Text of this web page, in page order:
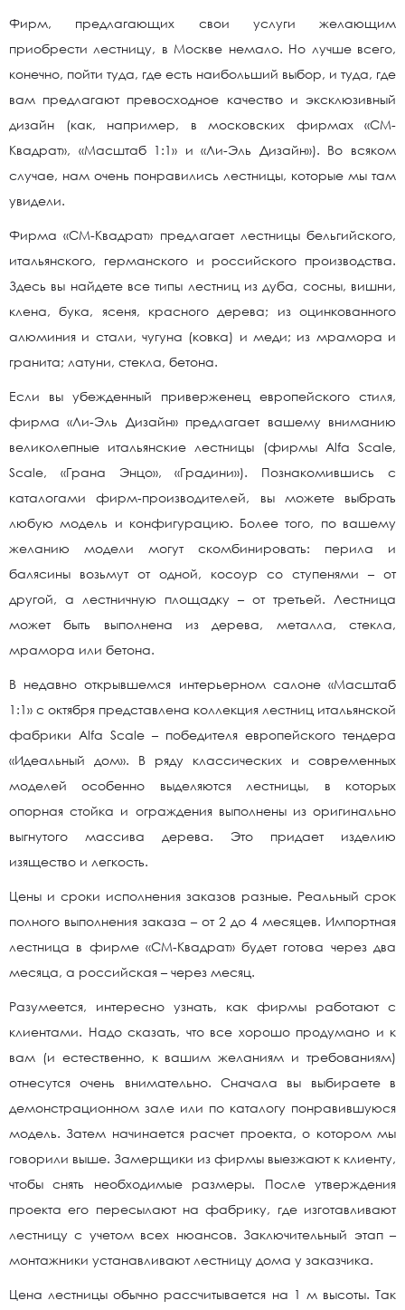
Фирм, предлагающих свои услуги желающим
приобрести лестницу, в Москве немало. Но лучше всего,
конечно, пойти туда, где есть наибольший выбор, и туда, где
вам предлагают превосходное качество и эксклюзивный
дизайн (как, например, в московских фирмах «СМ-
Квадрат», «Масштаб 1:1» и «Ли-Эль Дизайн»). Во всяком
случае, нам очень понравились лестницы, которые мы там
увидели.
Фирма «СМ-Квадрат» предлагает лестницы бельгийского,
итальянского, германского и российского производства.
Здесь вы найдете все типы лестниц из дуба, сосны, вишни,
клена, бука, ясеня, красного дерева; из оцинкованного
алюминия и стали, чугуна (ковка) и меди; из мрамора и
гранита; латуни, стекла, бетона.
Если вы убежденный приверженец европейского стиля,
фирма «Ли-Эль Дизайн» предлагает вашему вниманию
великолепные итальянские лестницы (фирмы Alfa Scale,
Scale, «Грана Энцо», «Градини»). Познакомившись с
каталогами фирм-производителей, вы можете выбрать
любую модель и конфигурацию. Более того, по вашему
желанию модели могут скомбинировать: перила и
балясины возьмут от одной, косоур со ступенями – от
другой, а лестничную площадку – от третьей. Лестница
может быть выполнена из дерева, металла, стекла,
мрамора или бетона.
В недавно открывшемся интерьерном салоне «Масштаб
1:1» с октября представлена коллекция лестниц итальянской
фабрики Alfa Scale – победителя европейского тендера
«Идеальный дом». В ряду классических и современных
моделей особенно выделяются лестницы, в которых
опорная стойка и ограждения выполнены из оригинально
выгнутого массива дерева. Это придает изделию
изящество и легкость.
Цены и сроки исполнения заказов разные. Реальный срок
полного выполнения заказа – от 2 до 4 месяцев. Импортная
лестница в фирме «СМ-Квадрат» будет готова через два
месяца, а российская – через месяц.
Разумеется, интересно узнать, как фирмы работают с
клиентами. Надо сказать, что все хорошо продумано и к
вам (и естественно, к вашим желаниям и требованиям)
отнесутся очень внимательно. Сначала вы выбираете в
демонстрационном зале или по каталогу понравившуюся
модель. Затем начинается расчет проекта, о котором мы
говорили выше. Замерщики из фирмы выезжают к клиенту,
чтобы снять необходимые размеры. После утверждения
проекта его пересылают на фабрику, где изготавливают
лестницу с учетом всех нюансов. Заключительный этап –
монтажники устанавливают лестницу дома у заказчика.
Цена лестницы обычно рассчитывается на 1 м высоты. Так